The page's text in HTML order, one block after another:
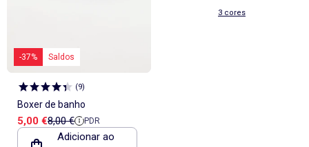
-37% Saldos
(9)
Boxer de banho
Preço de venda
5,00 €Preço de referência
8,00 € PDR
Adicionar ao
3 cores